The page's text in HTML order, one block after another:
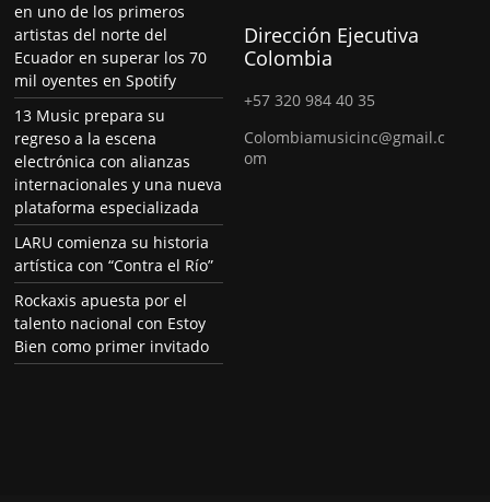
en uno de los primeros
artistas del norte del
Ecuador en superar los 70
mil oyentes en Spotify
13 Music prepara su
regreso a la escena
electrónica con alianzas
internacionales y una nueva
plataforma especializada
LARU comienza su historia
artística con “Contra el Río”
Rockaxis apuesta por el
talento nacional con Estoy
Bien como primer invitado
Dirección Ejecutiva
Colombia
+57 320 984 40 35
Colombiamusicinc@gmail.c
om